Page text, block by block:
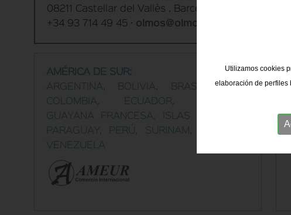
08211 Castellar del Vallès . Barcelona
+34 93 714 49 45 · olmos@olmosmaquinaria.com
AMÉRICA DE SUR:
ARGENTINA, BOLIVIA, BRASIL, CHILE,
COLOMBIA, ECUADOR, GUAYANA,
GUAYANA FRANCESA, ISLAS MALVINAS,
PARAGUAY, PERÚ, SURINAM, URUGUAY,
VENEZUELA
Utilizamos cookies
elaboración de perfiles